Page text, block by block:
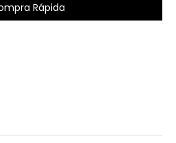
Rápida